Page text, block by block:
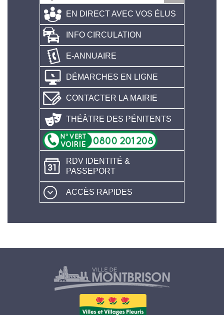
EN DIRECT AVEC VOS ÉLUS
INFO CIRCULATION
E-ANNUAIRE
DÉMARCHES EN LIGNE
CONTACTER LA MAIRIE
THÉÂTRE DES PÉNITENTS
RDV IDENTITÉ &
PASSEPORT
ACCÈS RAPIDES